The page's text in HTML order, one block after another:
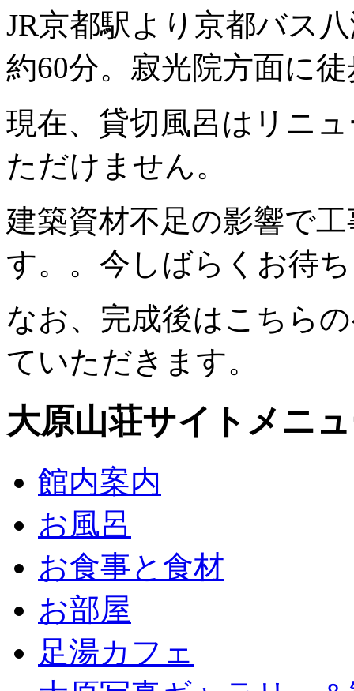
JR京都駅より京都バス
約60分。寂光院方面に
現在、貸切風呂はリニ
ただけません。
建築資材不足の影響で
す。。今しばらくお待
なお、完成後はこちら
ていただきます。
大原山荘サイトメニ
館内案内
お風呂
お食事と食材
お部屋
足湯カフェ